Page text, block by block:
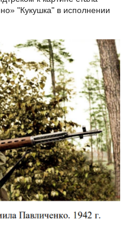
"Кукушка" в исполнении